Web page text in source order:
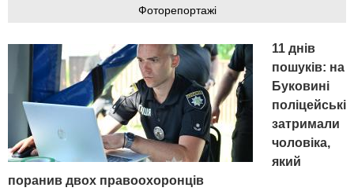
Фоторепортажі
11 днів
пошуків: на
Буковині
поліцейські
затримали
чоловіка,
який
поранив двох правоохоронців